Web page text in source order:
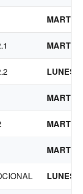
LUNES
LUNES